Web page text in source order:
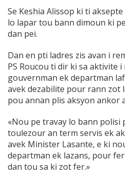
Se Keshia Alissop ki ti
lo lapar tou bann dimoun ki
dan pei.
Dan en pti ladres zis avan i
PS Roucou ti dir ki sa aktivite
gouvernman ek departman
avek dezabilite pour rann zot
pou annan plis aksyon ankor
«Nou pe travay lo bann polisi
toulezour an term servis ek
avek Minister Lasante, e ki
departman ek lazans, pour
dan tou sa ki zot fer.»